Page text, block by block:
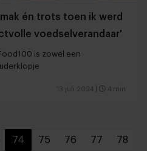
én trots toen ik werd
voedselverandaar'
is zowel een
13 juli 2024 4 min
74 75 76 77 78